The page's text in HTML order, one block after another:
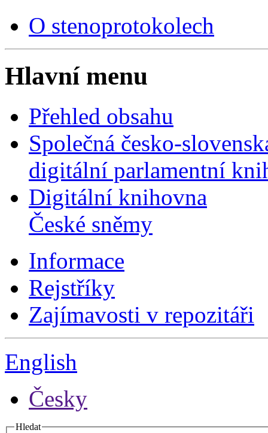
O stenoprotokolech
Hlavní menu
Přehled obsahu
Společná česko-
digitální parlamentní
Digitální knihovna
České sněmy
Informace
Rejstříky
Zajímavosti v repozitáři
English
Česky
Hledat